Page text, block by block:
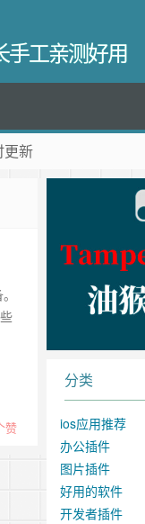
手工亲测好用
更新
赞
分类
ios应用推荐
办公插件
图片插件
好用的软件
开发者插件